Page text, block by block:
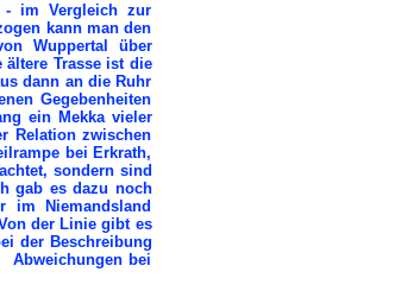
- im Vergleich zur
kann man den
Wuppertal über
ältere Trasse ist die
dann an die Ruhr
Gegebenheiten
ein Mekka vieler
Relation zwischen
bei Erkrath,
sondern sind
gab es dazu noch
im Niemandsland
der Linie gibt es
der Beschreibung
Abweichungen bei